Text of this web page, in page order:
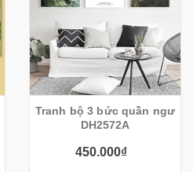
Tranh bộ 3 bức quần ngư
DH2572A
450.000₫